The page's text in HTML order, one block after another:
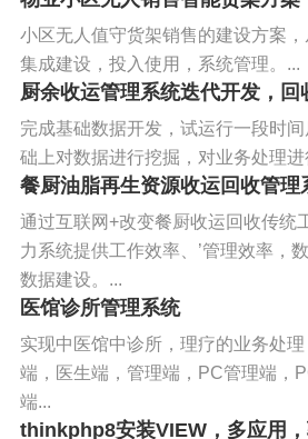
小区无人值守货架销售的建设方案
集成建设，投入使用，系统管理。...
厨余收运管理系统迭代开发，回
完成基础数据开发，试运行一段时
础上对数据进行挖掘，对业务处理
餐厨油脂再生资源收运回收管理
通过互联网+改变餐厨收运回收传统
力系统提供工作效率、’管理效率，
数据建设。...
医馆诊所管理系统
实现中医馆中诊所，理疗的业务处
端，医生端，管理端，PC管理端，
端...
thinkphp8安装VIEW，多应用